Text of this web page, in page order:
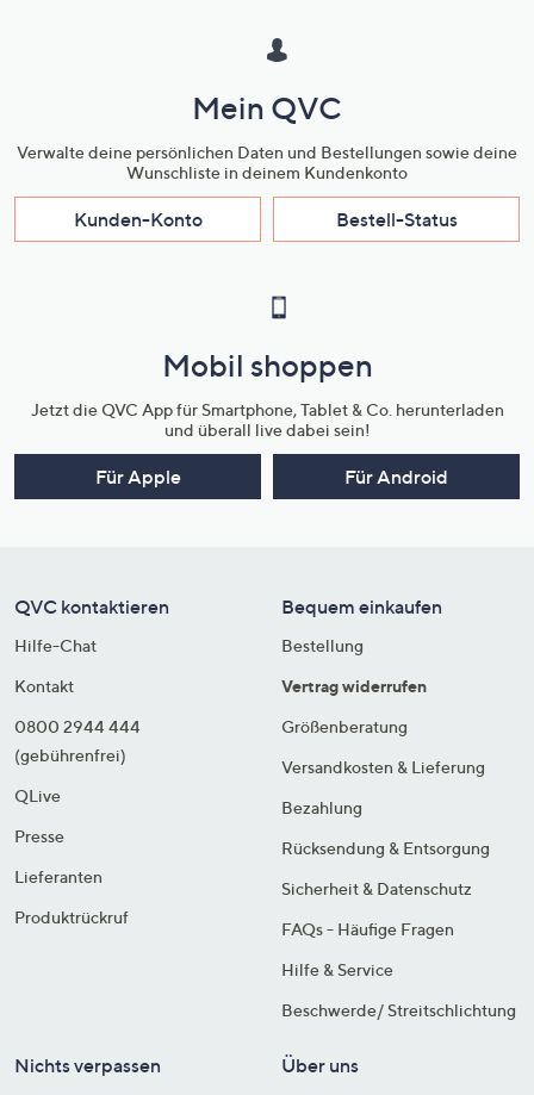
Mein QVC
Verwalte deine persönlichen Daten und Bestellungen sowie deine
Wunschliste in deinem Kundenkonto
Kunden-Konto Bestell-Status
Mobil shoppen
Jetzt die QVC App für Smartphone, Tablet & Co. herunterladen
und überall live dabei sein!
Für Apple Für Android
QVC kontaktieren
Hilfe-Chat
Kontakt
0800 2944 444
(gebührenfrei)
QLive
Presse
Lieferanten
Produktrückruf
Bequem einkaufen
Bestellung
Vertrag widerrufen
Größenberatung
Versandkosten & Lieferung
Bezahlung
Rücksendung & Entsorgung
Sicherheit & Datenschutz
FAQs - Häufige Fragen
Hilfe & Service
Beschwerde/ Streitschlichtung
Nichts verpassen Über uns